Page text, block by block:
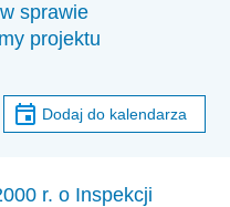
sprawie
projektu
Dodaj do kalendarza
r. o Inspekcji